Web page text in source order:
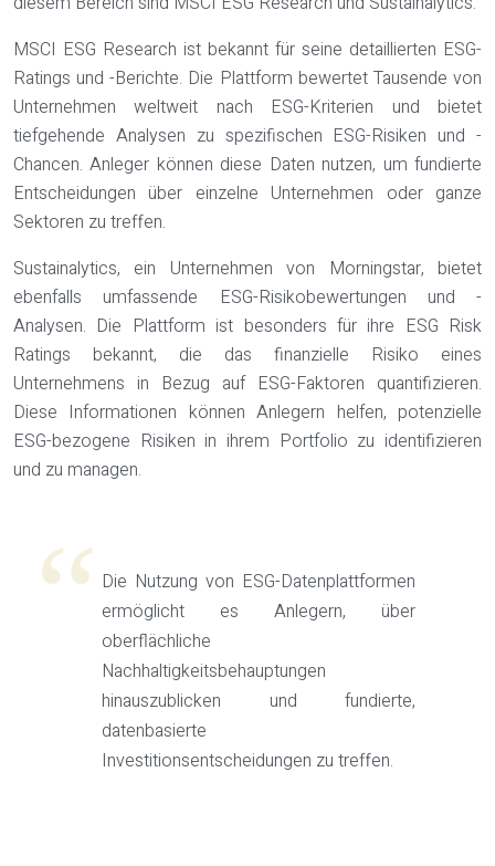
MSCI ESG Research ist bekannt für seine detaillierten ESG-
Ratings und -Berichte. Die Plattform bewertet Tausende von
Unternehmen weltweit nach ESG-Kriterien und bietet
tiefgehende Analysen zu spezifischen ESG-Risiken und -
Chancen. Anleger können diese Daten nutzen, um fundierte
Entscheidungen über einzelne Unternehmen oder ganze
Sektoren zu treffen.
Sustainalytics, ein Unternehmen von Morningstar, bietet
ebenfalls umfassende ESG-Risikobewertungen und -
Analysen. Die Plattform ist besonders für ihre ESG Risk
Ratings bekannt, die das finanzielle Risiko eines
Unternehmens in Bezug auf ESG-Faktoren quantifizieren.
Diese Informationen können Anlegern helfen, potenzielle
ESG-bezogene Risiken in ihrem Portfolio zu identifizieren
und zu managen.
Die Nutzung von ESG-Datenplattformen
ermöglicht es Anlegern, über
oberflächliche
Nachhaltigkeitsbehauptungen
hinauszublicken und fundierte,
datenbasierte
Investitionsentscheidungen zu treffen.